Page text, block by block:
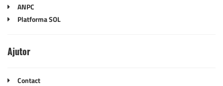
ANPC
Platforma SOL
Ajutor
Contact